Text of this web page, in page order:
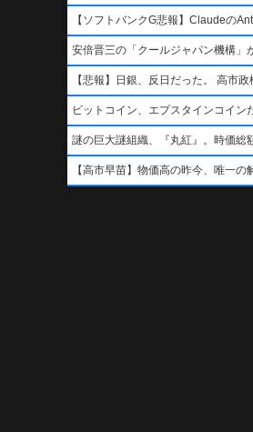
【ソフトバンクG悲報】Claudeの
安倍晋三の「クールジャパン機構」
【悲報】日銀、反日だった。 高市
ビットコイン、エプスタインコイン
謎の巨大謎組織、『丸紅』。時価
【高市早苗】物価高の昨今、唯一